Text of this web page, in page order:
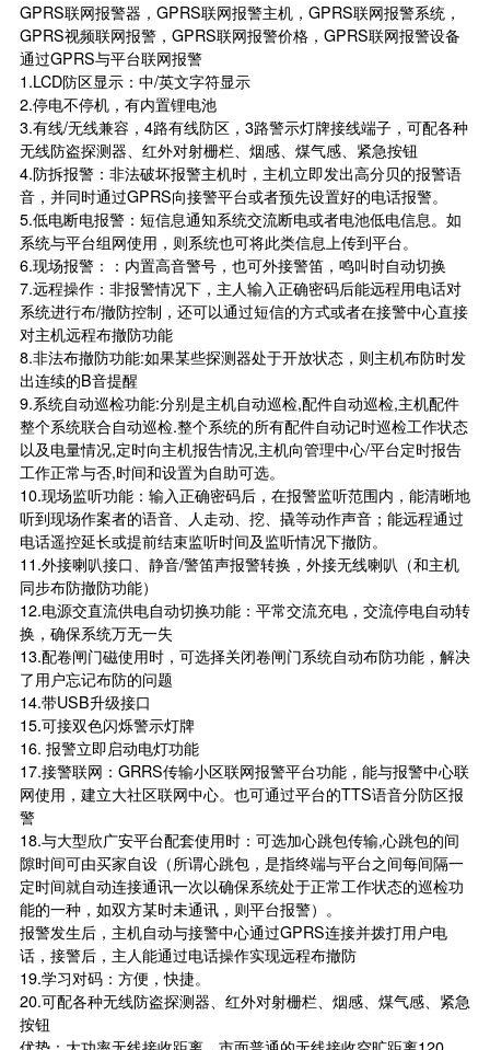
GPRS联网报警器，GPRS联网报警主机，GPRS联网报警系统，
GPRS视频联网报警，GPRS联网报警价格，GPRS联网报警设备
通过GPRS与平台联网报警
1.LCD防区显示：中/英文字符显示
2.停电不停机，有内置锂电池
3.有线/无线兼容，4路有线防区，3路警示灯牌接线端子，可配各种
无线防盗探测器、 红外对射栅栏、烟感、煤气感、紧急按钮
4.防拆报警：非法破坏报警主机时，主机立即发出高分贝的报警语
音，并同时通过GPRS向接警平台或者预先设置好的电话报警。
5.低电断电报警：短信息通知系统交流断电或者电池低电信息。如
系统与平台组网使用，则系统也可将此类信息上传到平台。
6.现场报警：：内置高音警号，也可外接警笛，鸣叫时自动切换
7.远程操作：非报警情况下，主人输入正确密码后能远程用电话对
系统进行布/撤防控制，还可以通过短信的方式或者在接警中心直接
对主机远程布撤防功能
8.非法布撤防功能:如果某些探测器处于开放状态，则主机布防时发
出连续的B音提醒
9.系统自动巡检功能:分别是主机自动巡检,配件自动巡检,主机配件
整个系统联合自动巡检.整个系统的所有配件自动记时巡检工作状态
以及电量情况,定时向主机报告情况,主机向管理中心/平台定时报告
工作正常与否,时间和设置为自助可选。
10.现场监听功能：输入正确密码后，在报警监听范围内，能清晰地
听到现场作案者的语音、人走动、挖、撬等动作声音；能远程通过
电话遥控延长或提前结束监听时间及监听情况下撤防。
11.外接喇叭接口、静音/警笛声报警转换，外接无线喇叭（和主机
同步布防撤防功能）
12.电源交直流供电自动切换功能：平常交流充电，交流停电自动转
换，确保系统万无一失
13.配卷闸门磁使用时，可选择关闭卷闸门系统自动布防功能，解决
了用户忘记布防的问题
14.带USB升级接口
15.可接双色闪烁警示灯牌
16. 报警立即启动电灯功能
17.接警联网：GRRS传输小区联网报警平台功能，能与报警中心联
网使用，建立大社区联网中心。也可通过平台的TTS语音分防区报
警
18.与大型欣广安平台配套使用时：可选加心跳包传输,心跳包的间
隙时间可由买家自设（所谓心跳包，是指终端与平台之间每间隔一
定时间就自动连接通讯一次以确保系统处于正常工作状态的巡检功
能的一种，如双方某时未通讯，则平台报警）。
报警发生后，主机自动与接警中心通过GPRS连接并拨打用户电
话，接警后，主人能通过电话操作实现远程布撤防
19.学习对码：方便，快捷。
20.可配各种无线防盗探测器、红外对射栅栏、烟感、煤气感、紧急
按钮